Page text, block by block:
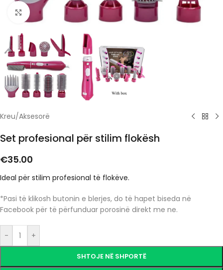
Click to enlarge
Kreu/Aksesorë
Set profesional për stilim flokësh
€35.00
Ideal për stilim profesional të flokëve.
*Pasi të klikosh butonin e blerjes, do të hapet biseda në
Facebook për të përfunduar porosinë direkt me ne.
- +
SHTOJE NË SHPORTË